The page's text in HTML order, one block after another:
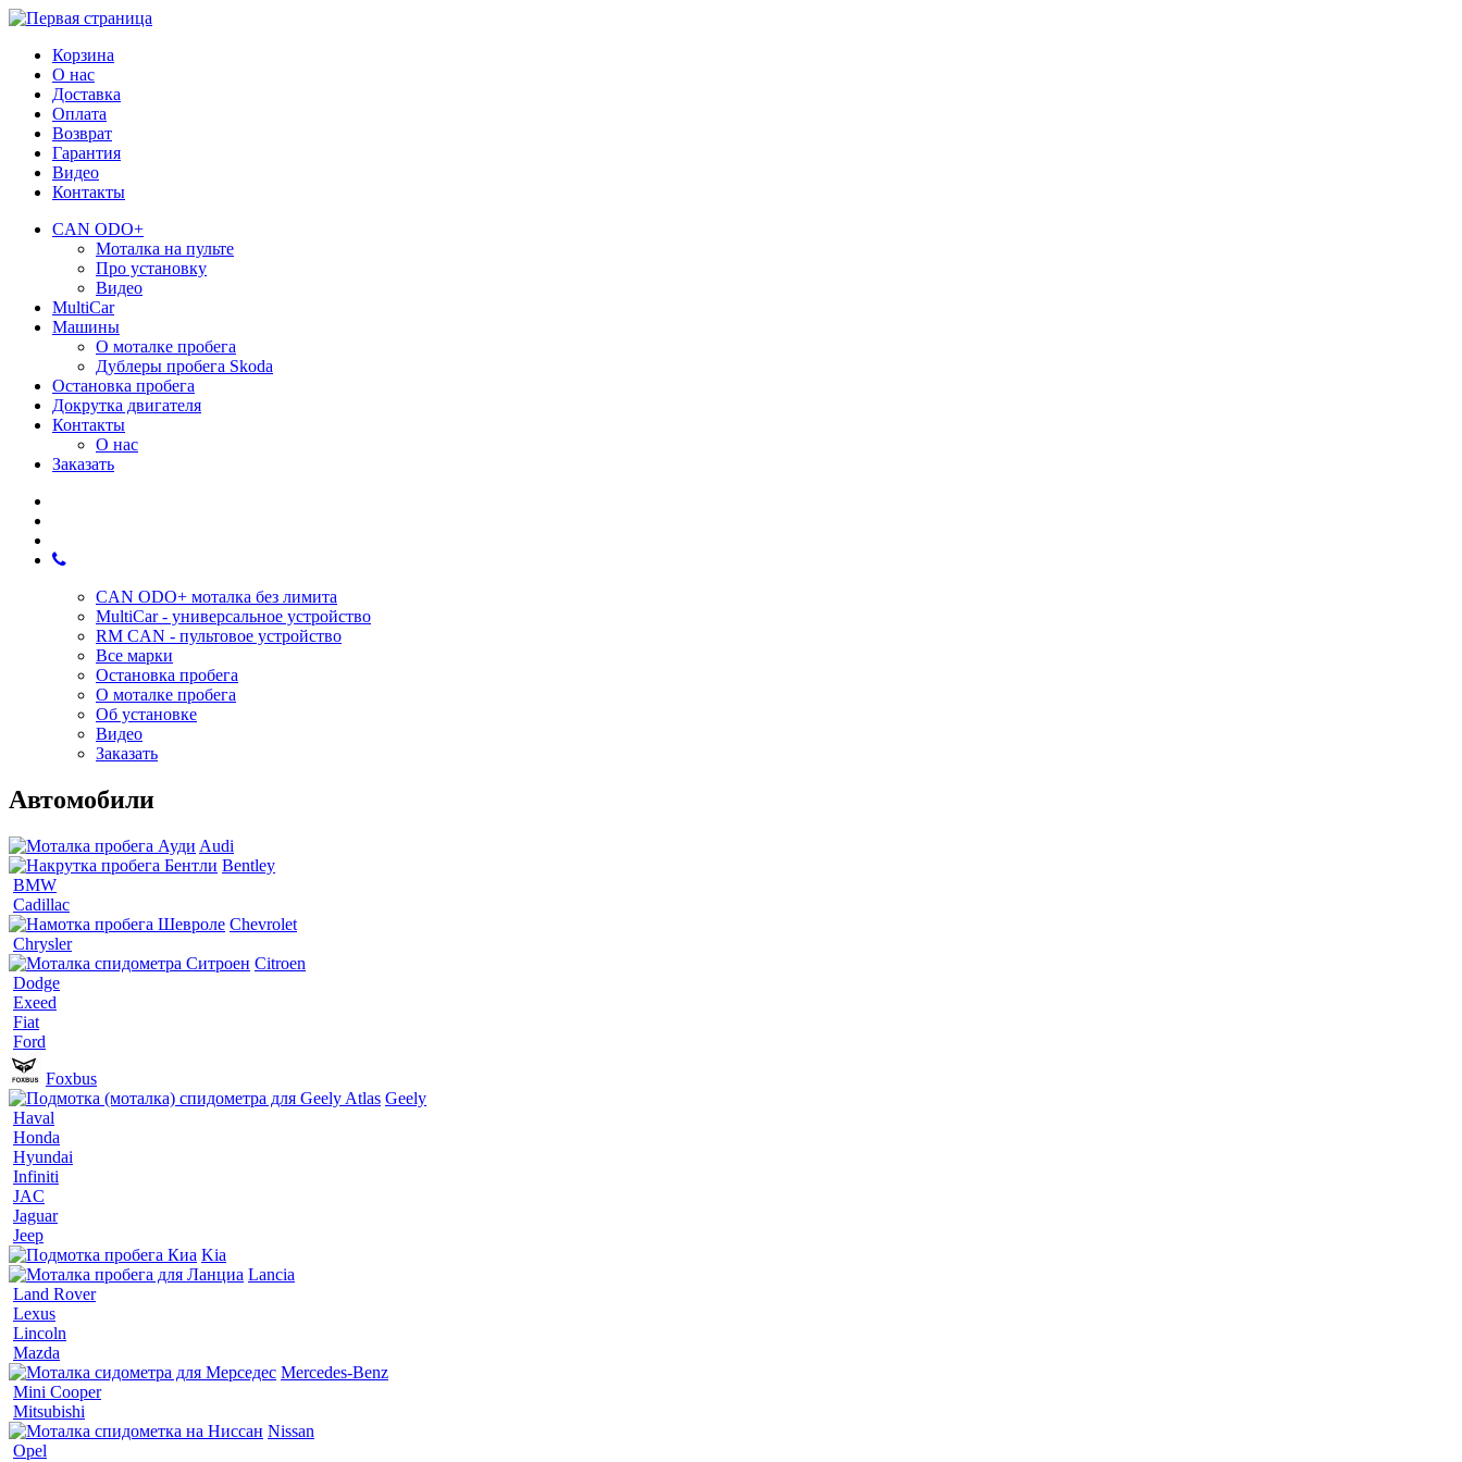
Корзина
О нас
Доставка
Оплата
Возврат
Гарантия
Видео
Контакты
CAN ODO+
Моталка на пульте
Про установку
Видео
MultiCar
Машины
О моталке пробега
Дублеры пробега Skoda
Остановка пробега
Докрутка двигателя
Контакты
О нас
Заказать
CAN ODO+ моталка без лимита
MultiCar - универсальное устройство
RM CAN - пультовое устройство
Все марки
Остановка пробега
О моталке пробега
Об установке
Видео
Заказать
Автомобили
Audi
Bentley
BMW
Cadillac
Chevrolet
Chrysler
Citroen
Dodge
Exeed
Fiat
Ford
Foxbus
Geely
Haval
Honda
Hyundai
Infiniti
JAC
Jaguar
Jeep
Kia
Lancia
Land Rover
Lexus
Lincoln
Mazda
Mercedes-Benz
Mini Cooper
Mitsubishi
Nissan
Opel